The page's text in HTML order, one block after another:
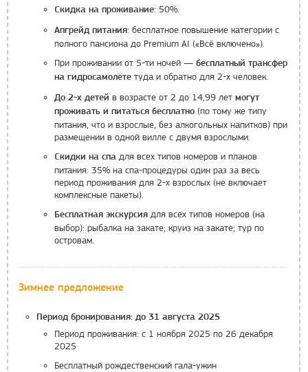
Скидка на проживание: 50%.
Апгрейд питания: бесплатное повышение категории с
полного пансиона до Premium AI («Всё включено»).
При проживании от 5-ти ночей — бесплатный трансфер
на гидросамолёте туда и обратно для 2-х человек.
До 2-х детей в возрасте от 2 до 14,99 лет могут
проживать и питаться бесплатно (по тому же типу
питания, что и взрослые, без алкогольных напитков) при
размещении в одной вилле с двумя взрослыми.
Скидки на спа для всех типов номеров и планов
питания: 35% на спа-процедуры один раз за весь
период проживания для 2-х взрослых (не включает
комплексные пакеты).
Бесплатная экскурсия для всех типов номеров (на
выбор): рыбалка на закате; круиз на закате; тур по
островам.
Зимнее предложение
Период бронирования: до 31 августа 2025
Период проживания: с 1 ноября 2025 по 26 декабря
2025
Бесплатный рождественский гала-ужин